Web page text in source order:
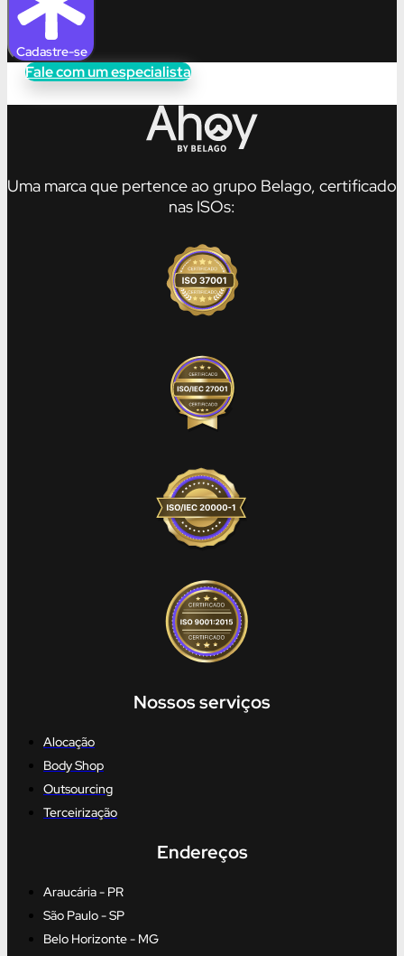
Cadastre-se
Fale com um especialista
Uma marca que pertence ao grupo Belago, certificado
nas ISOs:
Nossos serviços
Alocação
Body Shop
Outsourcing
Terceirização
Endereços
Araucária - PR
São Paulo - SP
Belo Horizonte - MG